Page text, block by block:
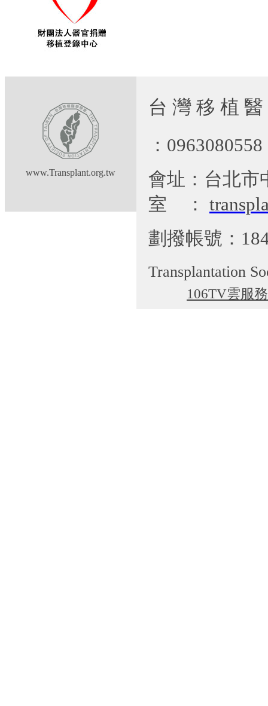
www.Transplant.org.tw
台 灣 移 植
：
會址：台北市
室
：
劃撥帳號：
Transplantation
106TV雲服務